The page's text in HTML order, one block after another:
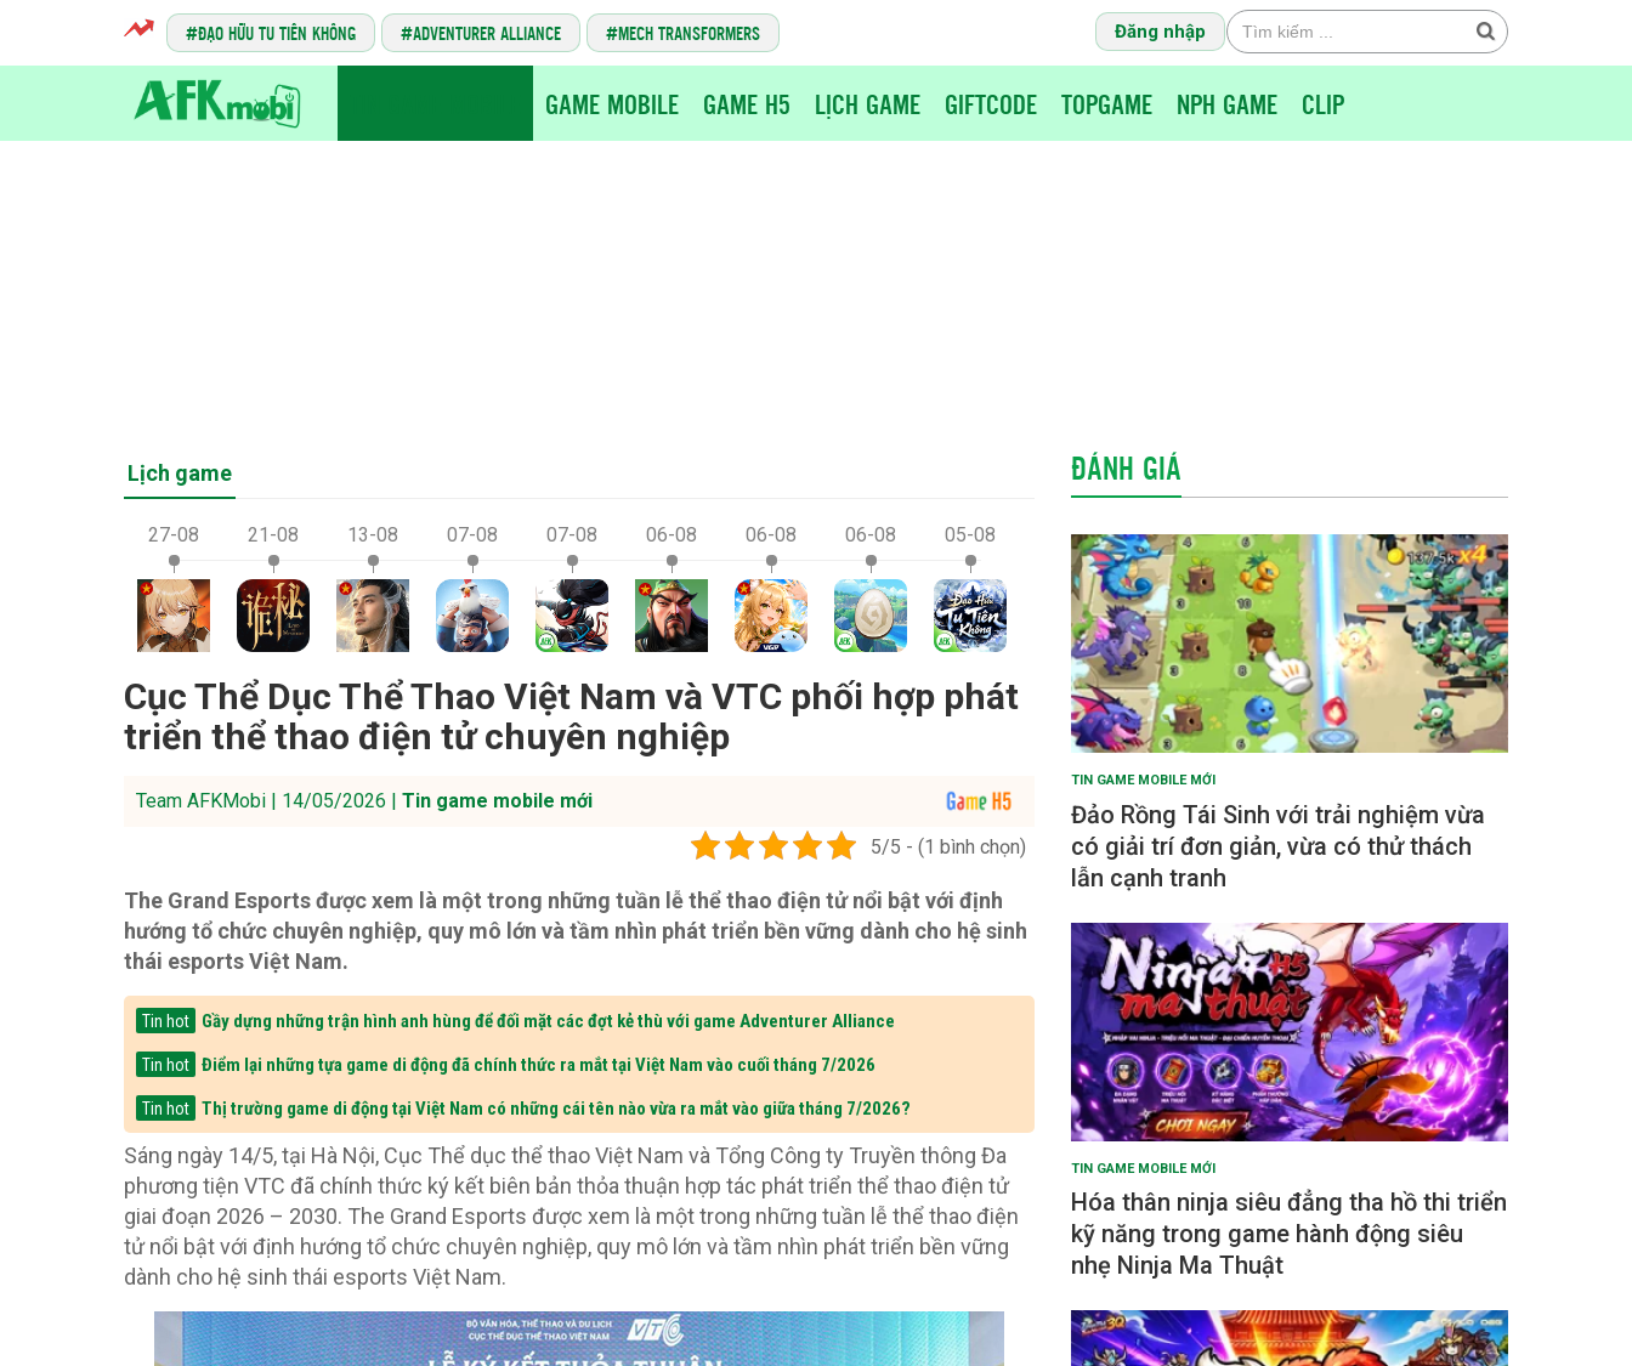
ĐẠO HỮU TU TIÊN KHÔNG ADVENTURER ALLIANCE MECH TRANSFORMERS Đăng nhập
GAME MOBILE GAME H5 LỊCH GAME GIFTCODE TOPGAME NPH GAME CLIP
Lịch game
27-08 21-08 13-08 07-08 07-08 06-08 06-08 06-08 05-08
Cục Thể Dục Thể Thao Việt Nam và VTC phối hợp phát
triển thể thao điện tử chuyên nghiệp
Team AFKMobi | 14/05/2026 | Tin game mobile mới
5/5 - (1 bình chọn)
The Grand Esports được xem là một trong những tuần lễ thể thao điện tử nổi bật với định
hướng tổ chức chuyên nghiệp, quy mô lớn và tầm nhìn phát triển bền vững dành cho hệ sinh
thái esports Việt Nam.
Tin hot Gầy dựng những trận hình anh hùng để đối mặt các đợt kẻ thù với game Adventurer Alliance
Tin hot Điểm lại những tựa game di động đã chính thức ra mắt tại Việt Nam vào cuối tháng 7/2026
Tin hot Thị trường game di động tại Việt Nam có những cái tên nào vừa ra mắt vào giữa tháng 7/2026?
Sáng ngày 14/5, tại Hà Nội, Cục Thể dục thể thao Việt Nam và Tổng Công ty Truyền thông Đa
phương tiện VTC đã chính thức ký kết biên bản thỏa thuận hợp tác phát triển thể thao điện tử
giai đoạn 2026 – 2030. The Grand Esports được xem là một trong những tuần lễ thể thao điện
tử nổi bật với định hướng tổ chức chuyên nghiệp, quy mô lớn và tầm nhìn phát triển bền vững
dành cho hệ sinh thái esports Việt Nam.
ĐÁNH GIÁ
TIN GAME MOBILE MỚI
Đảo Rồng Tái Sinh với trải nghiệm vừa
có giải trí đơn giản, vừa có thử thách
lẫn cạnh tranh
TIN GAME MOBILE MỚI
Hóa thân ninja siêu đẳng tha hồ thi triển
kỹ năng trong game hành động siêu
nhẹ Ninja Ma Thuật